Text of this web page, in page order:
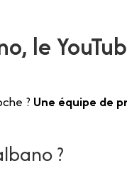
le
? Une équipe de
?